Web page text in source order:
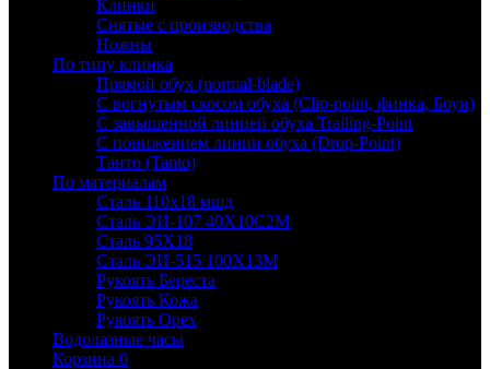
Клинки
Снятые с производства
Ножны
По типу клинка
Прямой обух (normal-blade)
С вогнутым скосом обуха (Clip-point, финка, Боуи)
С завышенной линией обуха Trailing-Point
С понижением линии обуха (Drop-Point)
Танто (Tanto)
По материалам
Сталь 110х18 мшд
Сталь ЭИ-107 40Х10С2М
Сталь 95Х18
Сталь ЭИ-515 100Х13М
Рукоять Береста
Рукоять Кожа
Рукоять Орех
Водолазные часы
Корзина 0